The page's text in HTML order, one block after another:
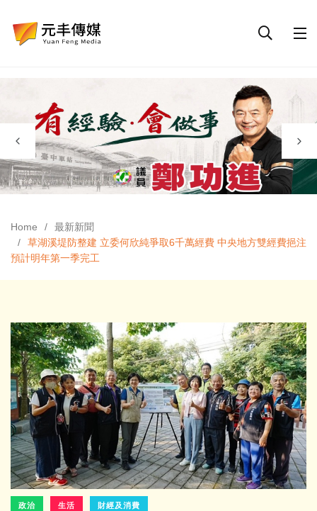
Home
最新新聞
草湖溪堤防整建 立委何欣純爭取6千萬經費 中央地方雙經費挹注
預計明年第一季完工
政治 生活 財經及消費